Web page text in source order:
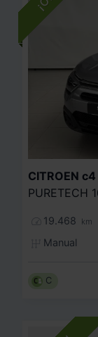
CITROEN c4
PURETECH
19.468 km
Manual
C